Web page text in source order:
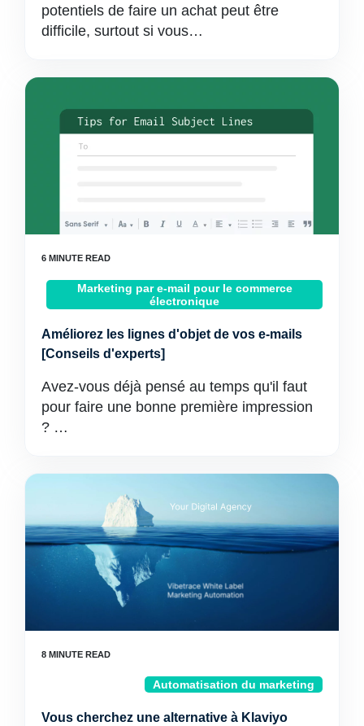
potentiels de faire un achat peut être
difficile, surtout si vous…
Marketing par e-mail pour le commerce
électronique
Améliorez les lignes d'objet de vos e-mails
[Conseils d'experts]
Avez-vous déjà pensé au temps qu'il faut
pour faire une bonne première impression
? …
Automatisation du marketing
Vous cherchez une alternative à Klaviyo